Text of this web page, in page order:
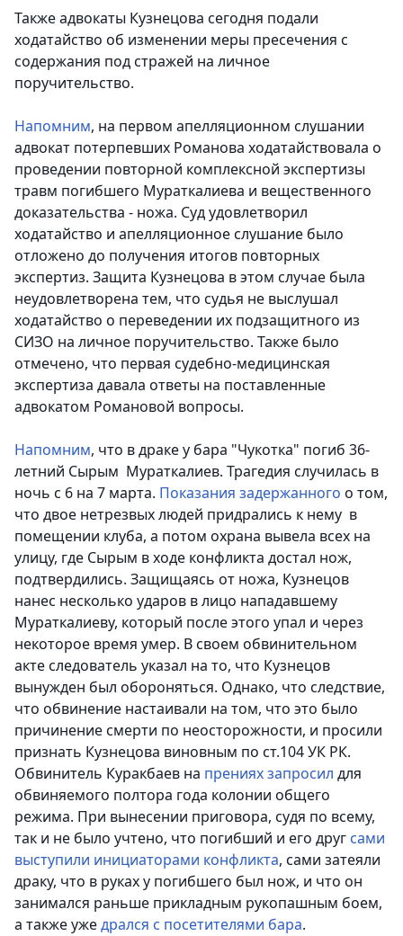
Также адвокаты Кузнецова сегодня подали
ходатайство об изменении меры пресечения с
содержания под стражей на личное
поручительство.
Напомним, на первом апелляционном слушании
адвокат потерпевших Романова ходатайствовала о
проведении повторной комплексной экспертизы
травм погибшего Мураткалиева и вещественного
доказательства - ножа. Суд удовлетворил
ходатайство и апелляционное слушание было
отложено до получения итогов повторных
экспертиз. Защита Кузнецова в этом случае была
неудовлетворена тем, что судья не выслушал
ходатайство о переведении их подзащитного из
СИЗО на личное поручительство. Также было
отмечено, что первая судебно-медицинская
экспертиза давала ответы на поставленные
адвокатом Романовой вопросы.
Напомним, что в драке у бара "Чукотка" погиб 36-
летний Сырым Мураткалиев. Трагедия случилась в
ночь с 6 на 7 марта. Показания задержанного о том,
что двое нетрезвых людей придрались к нему в
помещении клуба, а потом охрана вывела всех на
улицу, где Сырым в ходе конфликта достал нож,
подтвердились. Защищаясь от ножа, Кузнецов
нанес несколько ударов в лицо нападавшему
Мураткалиеву, который после этого упал и через
некоторое время умер. В своем обвинительном
акте следователь указал на то, что Кузнецов
вынужден был обороняться. Однако, что следствие,
что обвинение настаивали на том, что это было
причинение смерти по неосторожности, и просили
признать Кузнецова виновным по ст.104 УК РК.
Обвинитель Куракбаев на прениях запросил для
обвиняемого полтора года колонии общего
режима. При вынесении приговора, судя по всему,
так и не было учтено, что погибший и его друг сами
выступили инициаторами конфликта, сами затеяли
драку, что в руках у погибшего был нож, и что он
занимался раньше прикладным рукопашным боем,
а также ужедрался с посетителями бара.